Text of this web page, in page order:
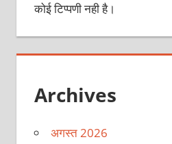
कोई टिप्पणी नही है।
Archives
अगस्त 2026